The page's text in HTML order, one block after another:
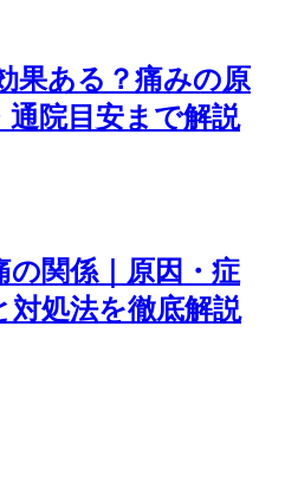
果ある？痛みの原
通院目安まで解説
の関係｜原因・症
対処法を徹底解説